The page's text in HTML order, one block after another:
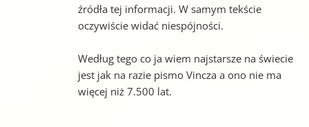
źródła tej informacji. W samym tekście
oczywiście widać niespójności.
Według tego co ja wiem najstarsze na świecie
jest jak na razie pismo Vincza a ono nie ma
więcej niż 7.500 lat.